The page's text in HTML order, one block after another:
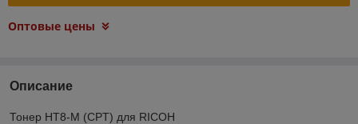
Оптовые цены
Описание
Тонер HT8-M (CPT) для RICOH